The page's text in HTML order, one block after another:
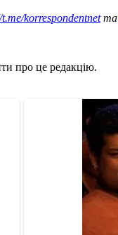
korrespondentnetта
про це редакцію.